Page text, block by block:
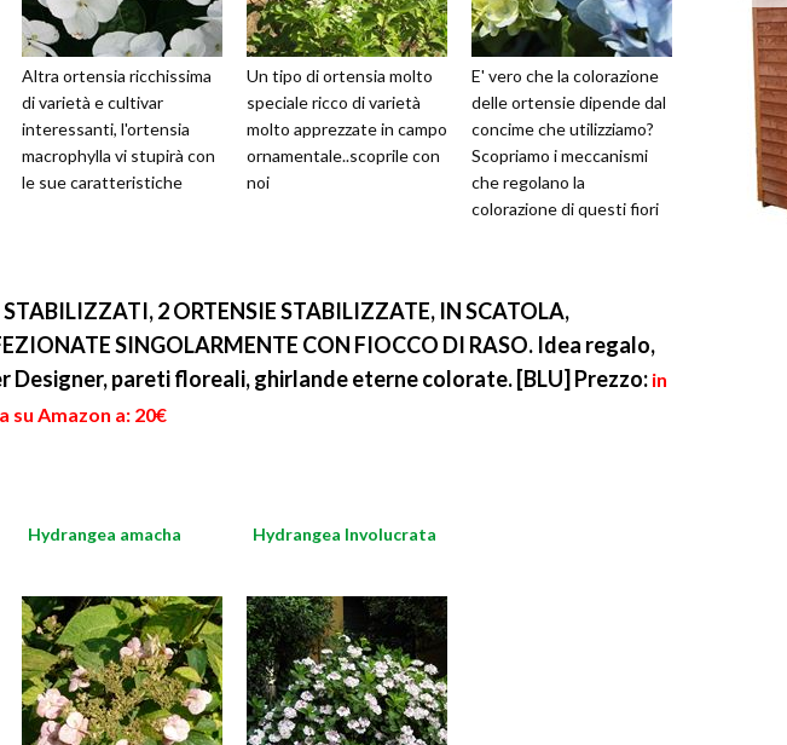
Altra ortensia ricchissima
di varietà e cultivar
interessanti, l'ortensia
macrophylla vi stupirà con
le sue caratteristiche
Un tipo di ortensia molto
speciale ricco di varietà
molto apprezzate in campo
ornamentale..scoprile con
noi
E' vero che la colorazione
delle ortensie dipende dal
concime che utilizziamo?
Scopriamo i meccanismi
che regolano la
colorazione di questi fiori
2 ORTENSIE STABILIZZATE, IN SCATOLA,
SINGOLARMENTE CON FIOCCO DI RASO. Idea regalo,
Designer, pareti floreali, ghirlande eterne colorate. [BLU] Prezzo: in
su Amazon a: 20€
Hydrangea amacha Hydrangea Involucrata